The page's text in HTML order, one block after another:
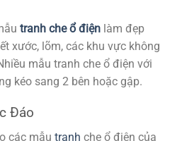
tranh che ổ điện làm đẹp
xước, lõm, các khu vực không
mẫu tranh che ổ điện với
kéo sang 2 bên hoặc gập.
Đáo
các mẫu tranh che ổ điện của